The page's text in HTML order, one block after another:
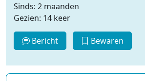
Sinds: 2 maanden
Gezien: 14 keer
Bericht Bewaren